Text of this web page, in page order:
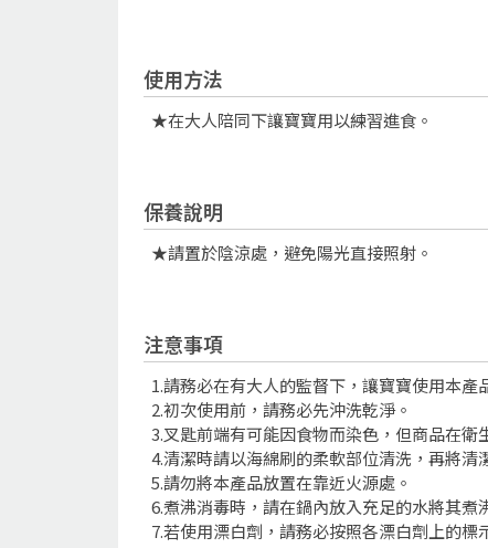
使用方法
★在大人陪同下讓寶寶用以練習進食。
保養說明
★請置於陰涼處，避免陽光直接照射。
注意事項
1.請務必在有大人的監督下，讓寶寶使用本產
2.初次使用前，請務必先沖洗乾淨。
3.叉匙前端有可能因食物而染色，但商品在衛
4.清潔時請以海綿刷的柔軟部位清洗，再將
5.請勿將本產品放置在靠近火源處。
6.煮沸消毒時，請在鍋內放入充足的水將其
7.若使用漂白劑，請務必按照各漂白劑上的標